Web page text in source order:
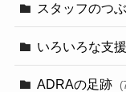
スタッフのつ
(3)
いろいろな支
ADRAの足跡